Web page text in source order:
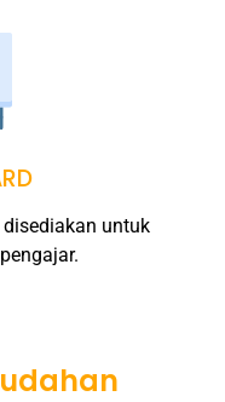
untuk